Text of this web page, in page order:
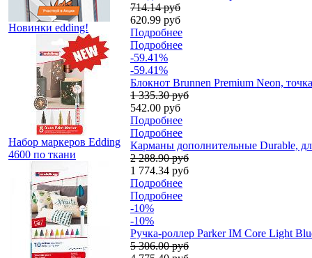
Новинки edding!
Набор маркеров Edding
4600 по ткани
714.14 руб
620.99 руб
Подробнее
Подробнее
-59.41%
-59.41%
Блокнот Brunnen Premium Neon,
1 335.30 руб
542.00 руб
Подробнее
Подробнее
Карманы дополнительные Durable,
2 288.90 руб
1 774.34 руб
Подробнее
Подробнее
-10%
-10%
Ручка-роллер Parker IM Core Light
5 306.00 руб